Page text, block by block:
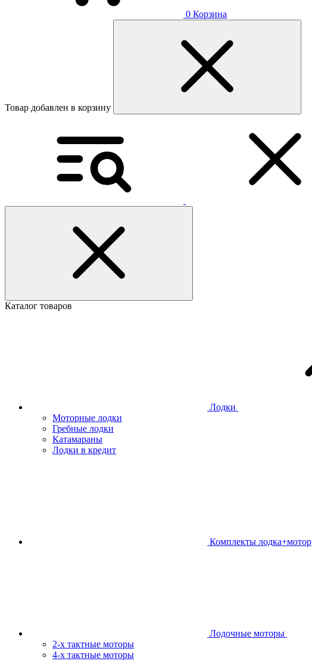
0 Корзина
Товар добавлен в корзину
Каталог товаров
Лодки
Моторные лодки
Гребные лодки
Катамараны
Лодки в кредит
Комплекты лодка+мотор
Лодочные моторы
2-х тактные моторы
4-х тактные моторы